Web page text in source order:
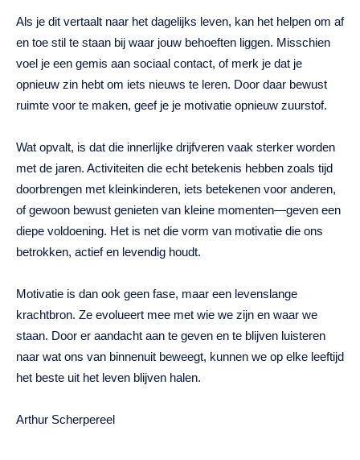
Als je dit vertaalt naar het dagelijks leven, kan het helpen om af
en toe stil te staan bij waar jouw behoeften liggen. Misschien
voel je een gemis aan sociaal contact, of merk je dat je
opnieuw zin hebt om iets nieuws te leren. Door daar bewust
ruimte voor te maken, geef je je motivatie opnieuw zuurstof.
Wat opvalt, is dat die innerlijke drijfveren vaak sterker worden
met de jaren. Activiteiten die echt betekenis hebben zoals tijd
doorbrengen met kleinkinderen, iets betekenen voor anderen,
of gewoon bewust genieten van kleine momenten—geven een
diepe voldoening. Het is net die vorm van motivatie die ons
betrokken, actief en levendig houdt.
Motivatie is dan ook geen fase, maar een levenslange
krachtbron. Ze evolueert mee met wie we zijn en waar we
staan. Door er aandacht aan te geven en te blijven luisteren
naar wat ons van binnenuit beweegt, kunnen we op elke leeftijd
het beste uit het leven blijven halen.
Arthur Scherpereel